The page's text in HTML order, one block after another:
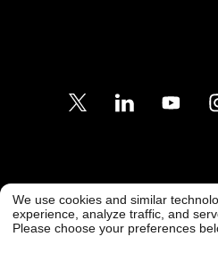
客户支持
support@freedx.com
We use cookies and similar
experience, analyze traffic, and
Please choose your preferences